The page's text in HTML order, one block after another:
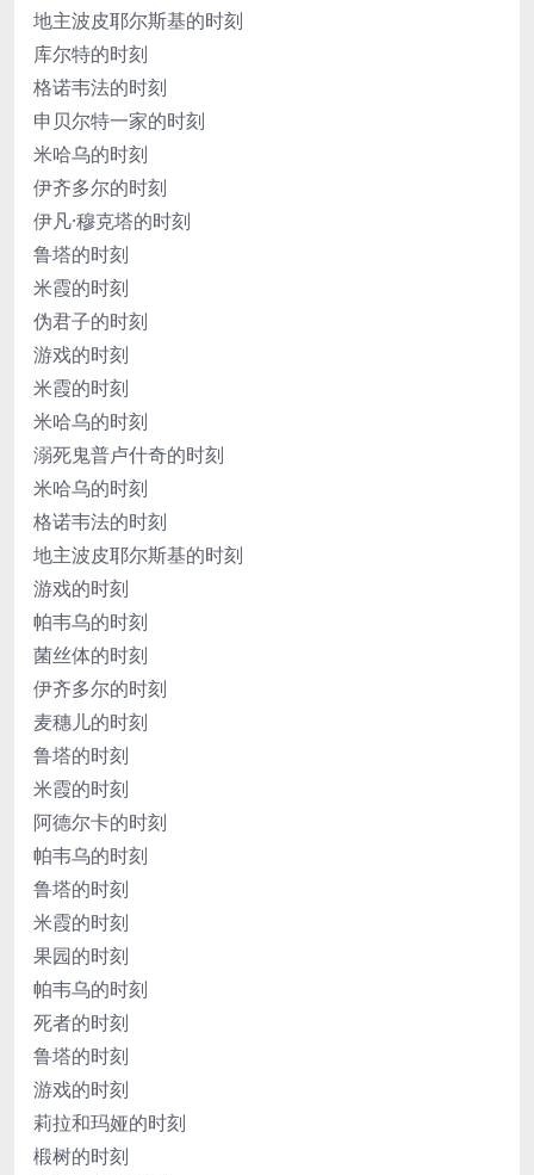
地主波皮耶尔斯基的时刻
库尔特的时刻
格诺韦法的时刻
申贝尔特一家的时刻
米哈乌的时刻
伊齐多尔的时刻
伊凡·穆克塔的时刻
鲁塔的时刻
米霞的时刻
伪君子的时刻
游戏的时刻
米霞的时刻
米哈乌的时刻
溺死鬼普卢什奇的时刻
米哈乌的时刻
格诺韦法的时刻
地主波皮耶尔斯基的时刻
游戏的时刻
帕韦乌的时刻
菌丝体的时刻
伊齐多尔的时刻
麦穗儿的时刻
鲁塔的时刻
米霞的时刻
阿德尔卡的时刻
帕韦乌的时刻
鲁塔的时刻
米霞的时刻
果园的时刻
帕韦乌的时刻
死者的时刻
鲁塔的时刻
游戏的时刻
莉拉和玛娅的时刻
椴树的时刻